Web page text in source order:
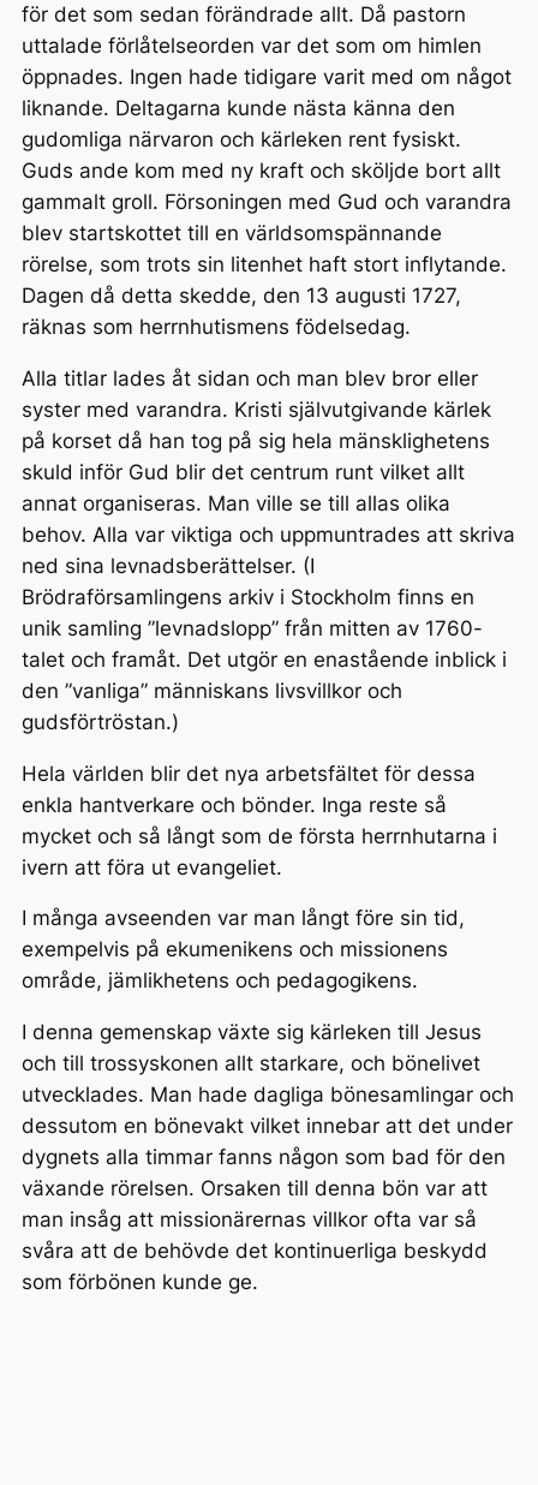
för det som sedan förändrade allt. Då pastorn
uttalade förlåtelseorden var det som om himlen
öppnades. Ingen hade tidigare varit med om något
liknande. Deltagarna kunde nästa känna den
gudomliga närvaron och kärleken rent fysiskt.
Guds ande kom med ny kraft och sköljde bort allt
gammalt groll. Försoningen med Gud och varandra
blev startskottet till en världsomspännande
rörelse, som trots sin litenhet haft stort inflytande.
Dagen då detta skedde, den 13 augusti 1727,
räknas som herrnhutismens födelsedag.
Alla titlar lades åt sidan och man blev bror eller
syster med varandra. Kristi självutgivande kärlek
på korset då han tog på sig hela mänsklighetens
skuld inför Gud blir det centrum runt vilket allt
annat organiseras. Man ville se till allas olika
behov. Alla var viktiga och uppmuntrades att skriva
ned sina levnadsberättelser. (I
Brödraförsamlingens arkiv i Stockholm finns en
unik samling ”levnadslopp” från mitten av 1760-
talet och framåt. Det utgör en enastående inblick i
den ”vanliga” människans livsvillkor och
gudsförtröstan.)
Hela världen blir det nya arbetsfältet för dessa
enkla hantverkare och bönder. Inga reste så
mycket och så långt som de första herrnhutarna i
ivern att föra ut evangeliet.
I många avseenden var man långt före sin tid,
exempelvis på ekumenikens och missionens
område, jämlikhetens och pedagogikens.
I denna gemenskap växte sig kärleken till Jesus
och till trossyskonen allt starkare, och bönelivet
utvecklades. Man hade dagliga bönesamlingar och
dessutom en bönevakt vilket innebar att det under
dygnets alla timmar fanns någon som bad för den
växande rörelsen. Orsaken till denna bön var att
man insåg att missionärernas villkor ofta var så
svåra att de behövde det kontinuerliga beskydd
som förbönen kunde ge.